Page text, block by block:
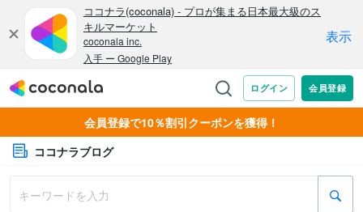
会員登録で10％割引クーポンを獲得！
ココナラブログ